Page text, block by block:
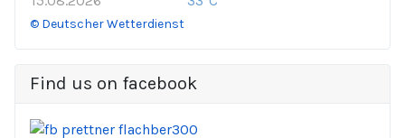
© Deutscher Wetterdienst
Find us on facebook